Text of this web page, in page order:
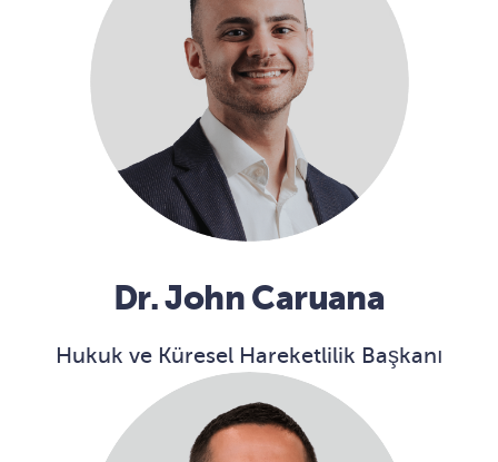
Dr. John Caruana
Hukuk ve Küresel Hareketlilik Başkanı